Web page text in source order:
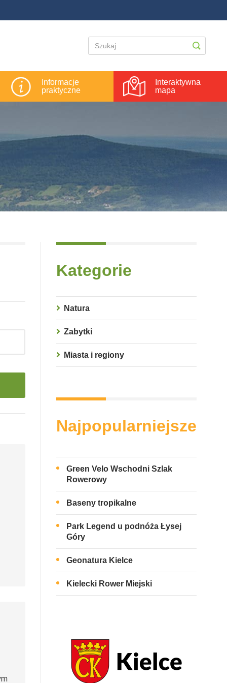
Informacje
praktyczne
Interaktywna
mapa
Kategorie
Natura
Zabytki
Miasta i regiony
Najpopularniejsze
Green Velo Wschodni Szlak
Rowerowy
Baseny tropikalne
Park Legend u podnóża Łysej
Góry
Geonatura Kielce
Kielecki Rower Miejski